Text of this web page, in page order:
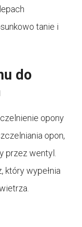
tanie i
do
opony
opon,
przez wentyl.
który wypełnia